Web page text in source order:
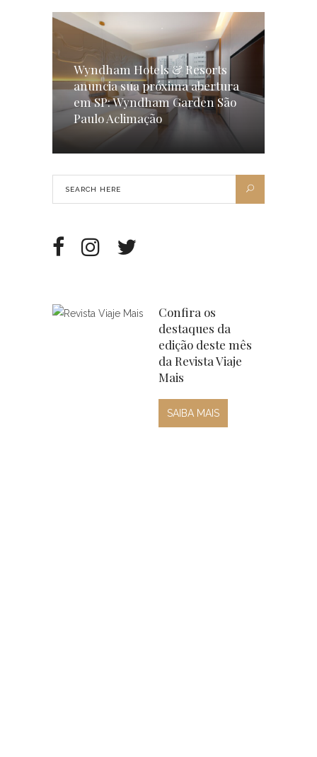
Wyndham Hotels & Resorts
anuncia sua próxima abertura
em SP: Wyndham Garden São
Paulo Aclimação
Confira os
destaques da
edição deste mês
da Revista Viaje
Mais
SAIBA MAIS